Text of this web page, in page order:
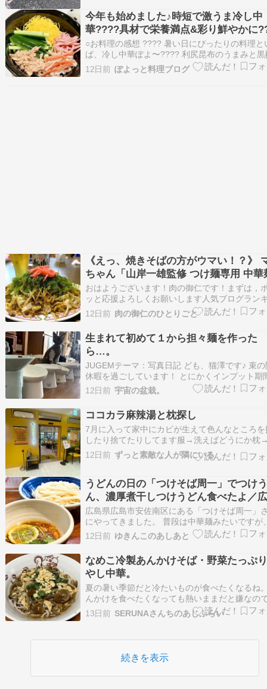
しただけど、薄日が差してきて蒸し暑くなった
カ…
今年も始めました♪時短で激うま冷し中
華????具材で栄養満点&彩り鮮やかに
○お料理の感想 ???? 暑い日にぴったりの料理と
ば、冷し中華ぽよ〜???? 利尻昆布のうまみと
合わせた、ごま香る醤油スープがたまらなく美
そう???? ゆで時間はたったの約3分で、忙しい
12日前 ぽよっと料理ブログ
《えっ、焼きそばの方がウマい！？》
ちゃん「山岸一雄監修 つけ麺専用 中華
玉入」で焼きそばを作ったら想像以上
マさだった！！
おはようございます！肉の御仁です！まずは，
ッと応援よろしくお願いします人気ブログラン
グ唐突ですが，先日，焼きそばを作って食べた
きそばって言っても自称グルメな肉の御仁の作
きそば！ちょっと，普通の焼きそばとは違う！
御仁，最近のお気に入り，マルちゃんの「山岸
監修…
12日前 肉の御仁のひとりごと
生まれて初めて１から担々麺を作った
ら…。
JUGEMテーマ：写真日記 ども、猫澤です♪ 束
休暇を過ごしています！ とにかくインプット期
☆☆☆☆ 読んで見て調べて。あれ、いつも通り
いやいや、今週は「丁寧に過ごすこと」を 目標
ているのじゃ！ 「暑い中、外に出た瞬間、腐り
じゃ ない？」を言い訳にサボって…
12日前 宇宙の盆栽。
ココカラ麻辣湯と枕探し
7月に入って家中にカビが生えて色んなところを
したり捨てたりしてます服→洗えばどうにか枕
てた調味料（タレ系）→捨てた枕を捨てたので
に出かけたのですが安くてカビなさそうなのっ
にすると良いとのことそれでも何周も駅ビルを
い…
12日前 ずっと素敵な人が隣にいる
うどんの日の「つけそば周一」でつけ
ん、濃厚煮干しつけうどん食べたよ／
市安佐南区
広島県広島市安佐南区にある「つけそば周一」
にやってきました。 普段は中華麺みたいですが
日は 毎週火曜限定 “うどんの日” みたい… The
うどんの日の「つけそば周一」でつけうどん、
煮干しつけうどん食べたよ／広島市安佐南区
appeared on…
12日前 ゆきんこのあしあと
なめこ冷製あんかけそば・野菜たっぷ
やし中華。
夏の暑い季節だと冷たいものが食べたくなるね
んかけを食べたくなっても熱いままだと嫌なの
冷たく冷やして食べるのがオススメ。冷やし中
普通のばかりじゃつまらないので少し変化球。
あんかけを作って卵とじ。出来たあんは)冷まし
13日前 SERUNAさんちのあじふらい
続きを表示